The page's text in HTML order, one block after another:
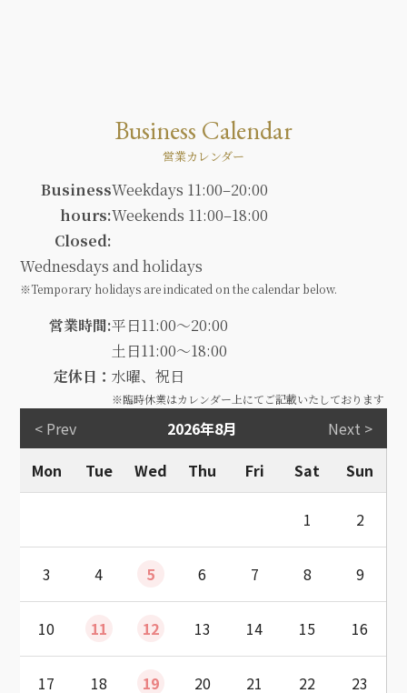
Business Calendar
営業カレンダー
Business
hours:
Weekdays 11:00–20:00
Weekends 11:00–18:00
Closed:
Wednesdays and holidays
※Temporary holidays are indicated on the calendar below.
営業時間:平日11:00～20:00
土日11:00～18:00
定休日：水曜、祝日
※臨時休業はカレンダー上にてご記載いたしております
< Prev 2026年8月
Next >
Mon
Tue Wed Thu Fri Sat Sun
1 2
3 4 5 6 7 8 9
10 11 12 13 14 15 16
17 18 19 20 21 22 23